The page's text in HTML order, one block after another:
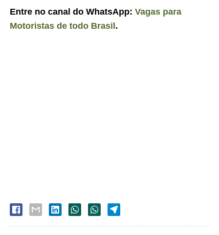
Entre no canal do WhatsApp: Vagas para
Motoristas de todo Brasil .